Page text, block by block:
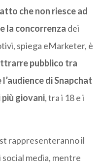
che non riesce ad
la concorrenza dei
spiega eMarketer, è
pubblico tra
di Snapchat
giovani, tra i 18 e i
rappresenteranno il
media, mentre